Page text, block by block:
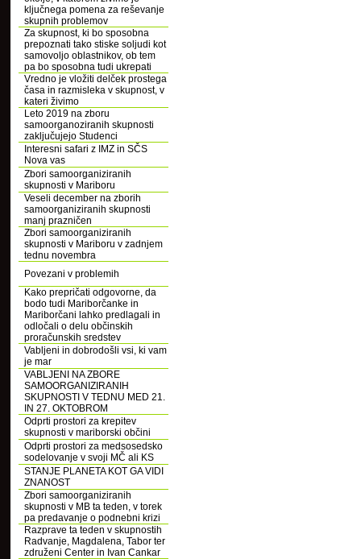
ključnega pomena za reševanje
skupnih problemov
Za skupnost, ki bo sposobna
prepoznati tako stiske soljudi kot
samovoljo oblastnikov, ob tem
pa bo sposobna tudi ukrepati
Vredno je vložiti delček prostega
časa in razmisleka v skupnost, v
kateri živimo
Leto 2019 na zboru
samoorganoziranih skupnosti
zaključujejo Studenci
Interesni safari z IMZ in SČS
Nova vas
Zbori samoorganiziranih
skupnosti v Mariboru
Veseli december na zborih
samoorganiziranih skupnosti
manj prazničen
Zbori samoorganiziranih
skupnosti v Mariboru v zadnjem
tednu novembra
Povezani v problemih
Kako prepričati odgovorne, da
bodo tudi Mariborčanke in
Mariborčani lahko predlagali in
odločali o delu občinskih
proračunskih sredstev
Vabljeni in dobrodošli vsi, ki vam
je mar
VABLJENI NA ZBORE
SAMOORGANIZIRANIH
SKUPNOSTI V TEDNU MED 21.
IN 27. OKTOBROM
Odprti prostori za krepitev
skupnosti v mariborski občini
Odprti prostori za medsosedsko
sodelovanje v svoji MČ ali KS
STANJE PLANETA KOT GA VIDI
ZNANOST
Zbori samoorganiziranih
skupnosti v MB ta teden, v torek
pa predavanje o podnebni krizi
Razprave ta teden v skupnostih
Radvanje, Magdalena, Tabor ter
združeni Center in Ivan Cankar